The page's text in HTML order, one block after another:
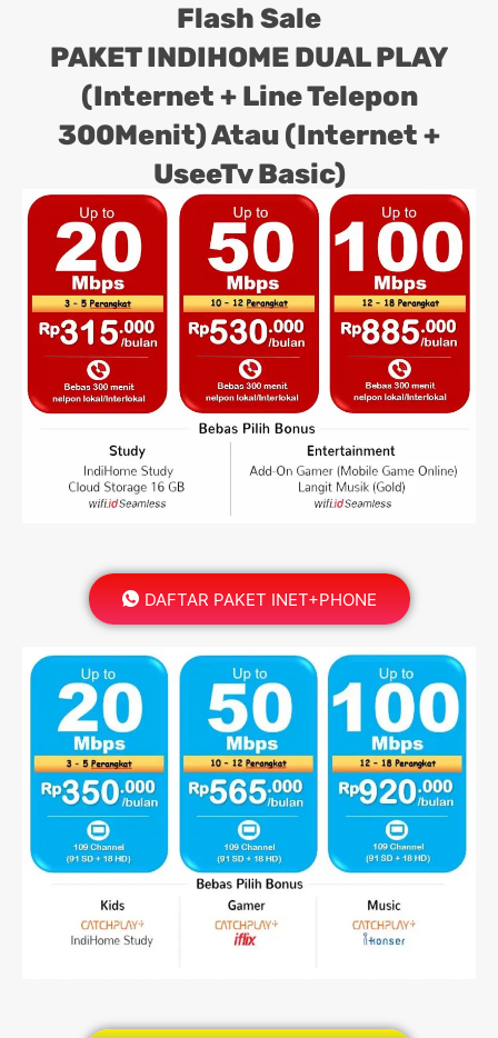
Flash Sale
PAKET INDIHOME DUAL PLAY
(Internet + Line Telepon
300Menit) Atau (Internet +
UseeTv Basic)
DAFTAR PAKET INET+PHONE